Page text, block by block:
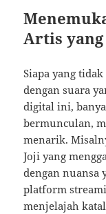
Artis
Siapa yang
dengan suara
digital ini,
bermunculan,
menarik.
Joji yang
dengan nuansa
platform
menjelajah